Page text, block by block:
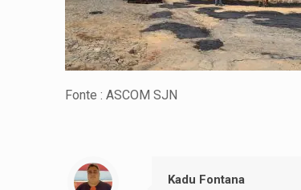
Fonte : ASCOM SJN
Kadu Fontana